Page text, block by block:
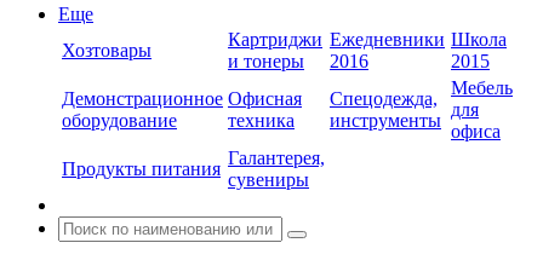
Еще
Хозтовары
Картриджи
и тонеры
Ежедневники
2016
Школа
2015
Демонстрационное
оборудование
Офисная
техника
Спецодежда,
инструменты
Мебель
для
офиса
Продукты питания
Галантерея,
сувениры